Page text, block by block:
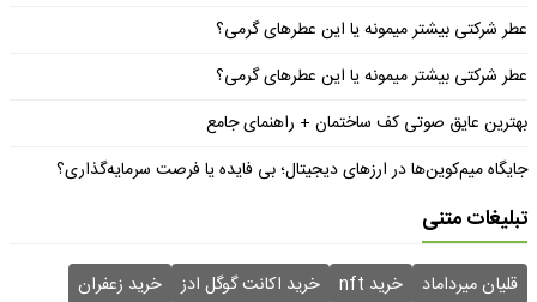
عطر شرکتی بیشتر میمونه یا این عطرهای گرمی؟
عطر شرکتی بیشتر میمونه یا این عطرهای گرمی؟
بهترین عایق صوتی کف ساختمان + راهنمای جامع
جایگاه میم‌کوین‌ها در ارزهای دیجیتال؛ بی فایده یا فرصت سرمایه‌گذاری؟
تبلیغات متنی
قلیان میرداماد خرید nft خرید اکانت گوگل ادز خرید زعفران